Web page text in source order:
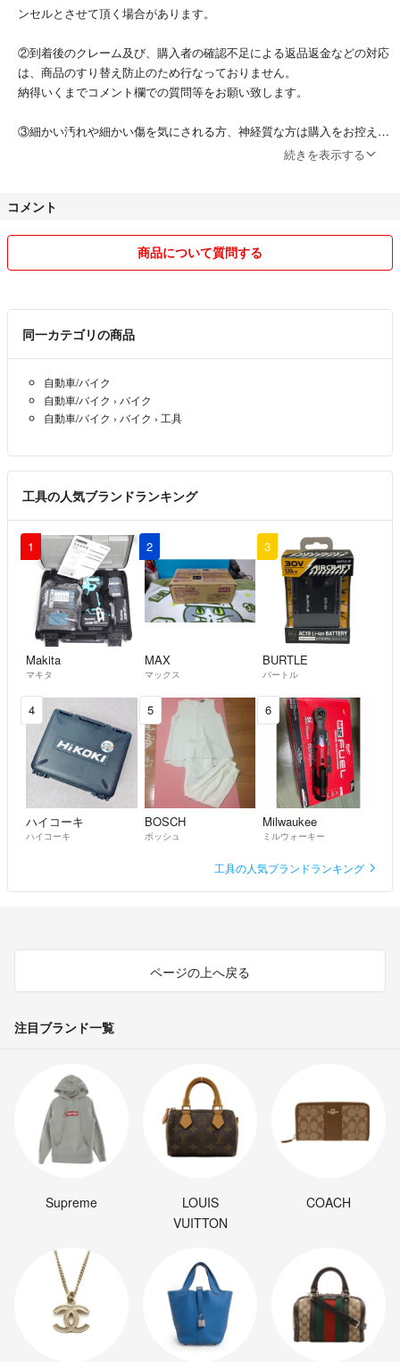
ンセルとさせて頂く場合があります。
②到着後のクレーム及び、購入者の確認不足による返品返金などの対応
は、商品のすり替え防止のため行なっておりません。
納得いくまでコメント欄での質問等をお願い致します。
③細かい汚れや細かい傷を気にされる方、神経質な方は購入をお控え下
さい。②の様に必ず確認した上で、納得できる方のみでお願いします。
さい。
⑤値下げ交渉に関しては基本的に受け付けておりません。
コメント削除するか、場合によっては無言でブロック致します。
⑥※購入者は、以上を承諾した上でのご購入と判断致します。
続きを表示する
コメント
商品について質問する
同一カテゴリの商品
自動車/バイク
自動車/バイク › バイク
自動車/バイク › バイク › 工具
工具の人気ブランドランキング
1
Makita
マキタ
2
MAX
マックス
3
BURTLE
バートル
4
ハイコーキ
ハイコーキ
5
BOSCH
ボッシュ
6
Milwaukee
ミルウォーキー
工具の人気ブランドランキング
ページの上へ戻る
注目ブランド一覧
Supreme
LOUIS
VUITTON
COACH